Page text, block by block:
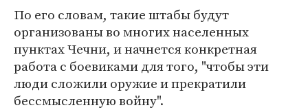
По его словам, такие штабы будут
организованы во многих населенных
пунктах Чечни, и начнется конкретная
работа с боевиками для того, "чтобы эти
люди сложили оружие и прекратили
бессмысленную войну".